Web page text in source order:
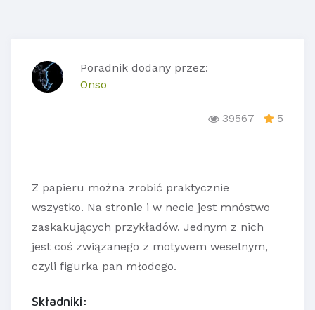
Poradnik dodany przez:
Onso
39567 5
Z papieru można zrobić praktycznie
wszystko. Na stronie i w necie jest mnóstwo
zaskakujących przykładów. Jednym z nich
jest coś związanego z motywem weselnym,
czyli figurka pan młodego.
Składniki: